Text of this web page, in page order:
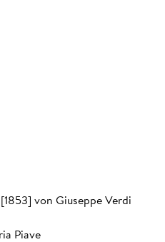
von Giuseppe Verdi
Piave